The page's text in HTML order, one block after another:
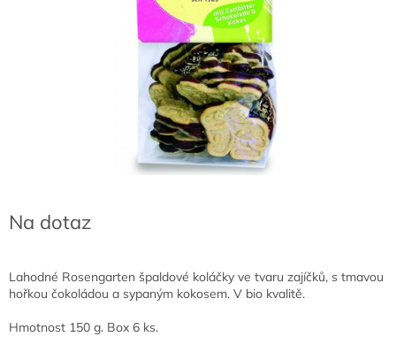
Na dotaz
Lahodné Rosengarten špaldové koláčky ve tvaru zajíčků, s tmavou
hořkou čokoládou a sypaným kokosem. V bio kvalitě.
Hmotnost 150 g. Box 6 ks.